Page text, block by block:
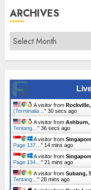
ARCHIVES
Archives
A visitor from
(Terminalia… " 31 secs ago
A visitor from Ashburn,
Tentang… " 37 secs ago
A visitor from
Page 137… " 14 mins ago
A visitor from
Page 134… " 21 mins ago
A visitor from Subang,
Tentang… " 28 mins ago